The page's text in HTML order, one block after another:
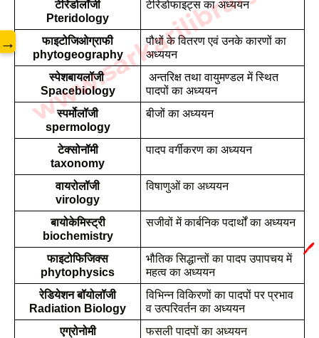
टेरिडोलॉजी
Pteridology
टेरिडोफाइट्स का अध्ययन
फाइटोजिओग्राफी
phytogeography
पौधों के वितरण एवं उनके कारणों का
अध्ययन
स्पेशबायलॉजी
Spacebiology
पादपों का अध्ययन
स्पर्मोलॉजी
spermology
बीजों का अध्ययन
टेक्सोनॉमी
taxonomy
पादप वर्गीकरण का अध्ययन
वायरोलॉजी
virology
विषाणुओं का अध्ययन
बायोकेमिस्ट्री
biochemistry
सजीवों में कार्बनिक पदार्थों का अध्ययन
फाइटोफिजिक्स
phytophysics
भौतिक सिद्धान्तों का पादप उपापचय में
महत्व का अध्ययन
रेडियेशन बॉयोलॉजी
Radiation Biology
विभिन्न विकिरणों का पादपों पर प्रभाव
व उत्परिवर्तन का अध्ययन
एग्रोनोमी
फसली पादपों का अध्ययन
www.sarkarilibrary.in
→
🖊️